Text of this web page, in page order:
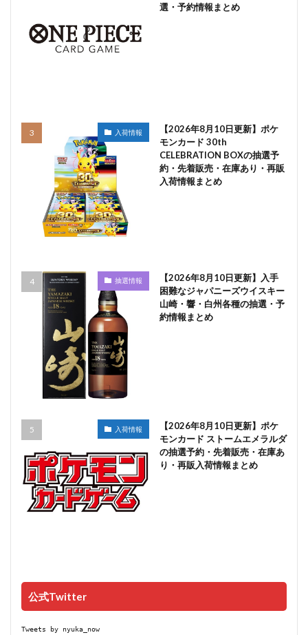
選・予約情報まとめ
入荷情報
【2026年8月10日更新】ポケ
モンカード 30th
CELEBRATION BOXの抽選予
約・先着販売・在庫あり・再販
入荷情報まとめ
抽選情報
【2026年8月10日更新】入手
困難なジャパニーズウイスキー
山崎・響・白州各種の抽選・予
約情報まとめ
入荷情報
【2026年8月10日更新】ポケ
モンカード ストームエメラルダ
の抽選予約・先着販売・在庫あ
り・再販入荷情報まとめ
公式Twitter
Tweets by nyuka_now